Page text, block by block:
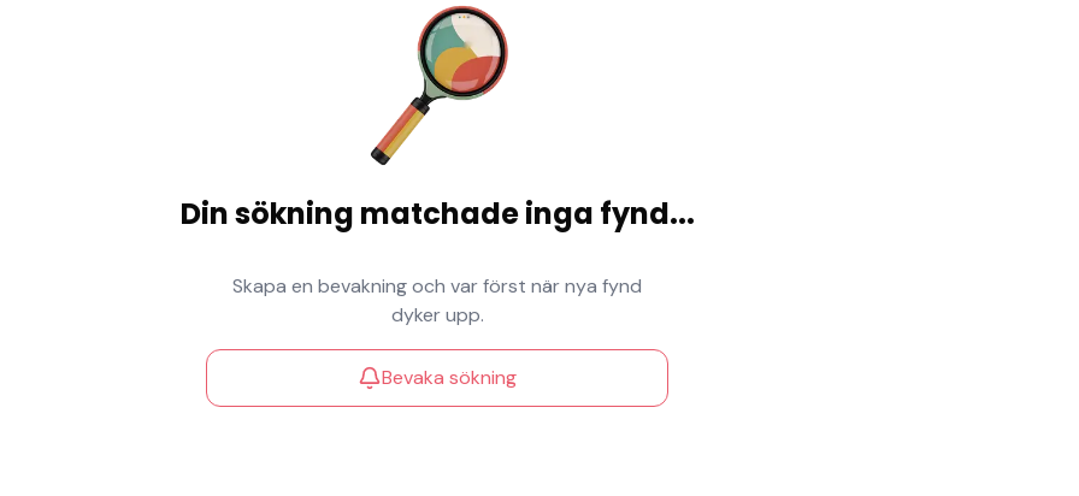
Din sökning matchade inga fynd...
Skapa en bevakning och var först när nya fynd
dyker upp.
Bevaka sökning